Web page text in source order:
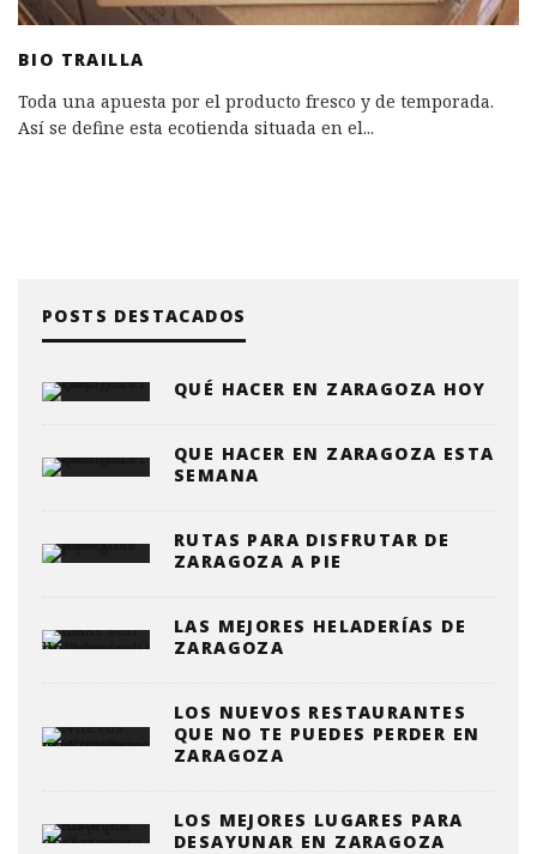
BIO TRAILLA
Toda una apuesta por el producto fresco y de temporada.
Así se define esta ecotienda situada en el...
POSTS DESTACADOS
QUÉ HACER EN ZARAGOZA HOY
QUE HACER EN ZARAGOZA ESTA
SEMANA
RUTAS PARA DISFRUTAR DE
ZARAGOZA A PIE
LAS MEJORES HELADERÍAS DE
ZARAGOZA
LOS NUEVOS RESTAURANTES
QUE NO TE PUEDES PERDER EN
ZARAGOZA
LOS MEJORES LUGARES PARA
DESAYUNAR EN ZARAGOZA